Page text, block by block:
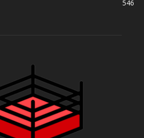
546